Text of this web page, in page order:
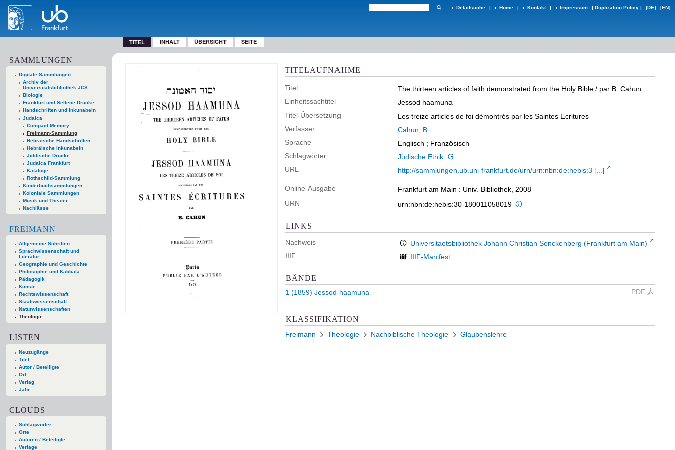
Detailsuche | Home | Kontakt | Impressum | Digitization Policy | [DE] [EN]
TITEL INHALT ÜBERSICHT SEITE
SAMMLUNGEN
Digitale Sammlungen
Archiv der
Universitätsbibliothek JCS
Biologie
Frankfurt und Seltene Drucke
Handschriften und Inkunabeln
Judaica
Compact Memory
Freimann-Sammlung
Hebräische Handschriften
Hebräische Inkunabeln
Jiddische Drucke
Judaica Frankfurt
Kataloge
Rothschild-Sammlung
Kinderbuchsammlungen
Koloniale Sammlungen
Musik und Theater
Nachlässe
FREIMANN
Allgemeine Schriften
Sprachwissenschaft und
Literatur
Geographie und Geschichte
Philosophie und Kabbala
Pädagogik
Künste
Rechtswissenschaft
Staatswissenschaft
Naturwissenschaften
Theologie
LISTEN
Neuzugänge
Titel
Autor / Beteiligte
Ort
Verlag
Jahr
CLOUDS
Schlagwörter
Orte
Autoren / Beteiligte
Verlage
TITELAUFNAHME
Titel The thirteen articles of faith demonstrated from the Holy Bible / par B. Cahun
Einheitssachtitel
Jessod haamuna
Titel-Übersetzung
Les treize articles de foi démontrés par les Saintes Ecritures
Verfasser
Cahun, B.
Sprache
Englisch ; Französisch
Schlagwörter
Jüdische Ethik
URL
http://sammlungen.ub.uni-frankfurt.de/urn/urn:nbn:de:hebis:3 [...]
Online-Ausgabe
Frankfurt am Main : Univ.-Bibliothek, 2008
URN
urn:nbn:de:hebis:30-180011058019
LINKS
Nachweis
Universitaetsbibliothek Johann Christian Senckenberg (Frankfurt am Main)
IIIF
IIIF-Manifest
BÄNDE
PDF
1 (1859) Jessod haamuna
KLASSIFIKATION
Freimann Theologie Nachbiblische Theologie Glaubenslehre